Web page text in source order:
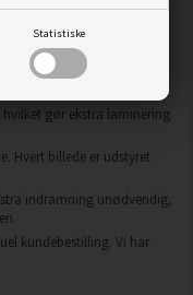
Statistiske
slid, ridser og snavs.
gør ekstra laminering
Hvert billede er udstyret
indramning unødvendig,
kundebestilling. Vi har